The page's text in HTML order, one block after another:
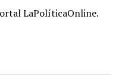
LaPolíticaOnline.